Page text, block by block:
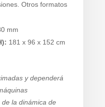
Otros formatos
mm
181 x 96 x 152 cm
y dependerá
la dinámica de